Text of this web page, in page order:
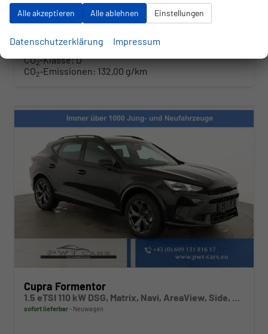
UVP:51.250,– €
incl. 20% MwSt.
Angebot drucken (PDF)
Fahrzeug parken
Verbrauch kombiniert:5,80 l/100km
CO2-Klasse:D
CO2-Emissionen: 132,00 g/km
Cupra Formentor
sofort lieferbar Neuwagen
Alle akzeptieren Alle ablehnen Einstellungen
Datenschutzerklärung Impressum